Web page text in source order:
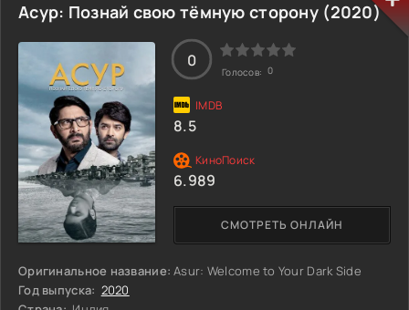
Асур: Познай свою тёмную сторону (2020)
Оригинальное название: Asur: Welcome to Your Dark Side
Год выпуска: 2020
СМОТРЕТЬ ОНЛАЙН
0
Голосов: 0
8.5
6.989